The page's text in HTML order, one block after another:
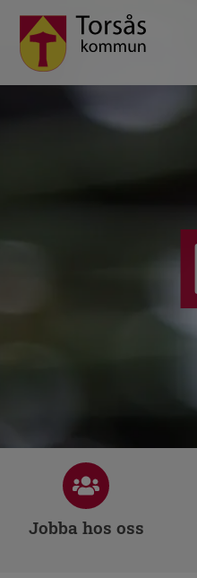
Jobba hos oss